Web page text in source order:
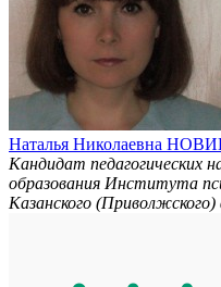
Наталья Николаевна
Кандидат педагогических
образования Института
Казанского